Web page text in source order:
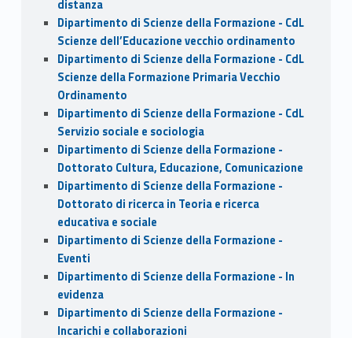
distanza
Dipartimento di Scienze della Formazione - CdL
Scienze dell’Educazione vecchio ordinamento
Dipartimento di Scienze della Formazione - CdL
Scienze della Formazione Primaria Vecchio
Ordinamento
Dipartimento di Scienze della Formazione - CdL
Servizio sociale e sociologia
Dipartimento di Scienze della Formazione -
Dottorato Cultura, Educazione, Comunicazione
Dipartimento di Scienze della Formazione -
Dottorato di ricerca in Teoria e ricerca
educativa e sociale
Dipartimento di Scienze della Formazione -
Eventi
Dipartimento di Scienze della Formazione - In
evidenza
Dipartimento di Scienze della Formazione -
Incarichi e collaborazioni